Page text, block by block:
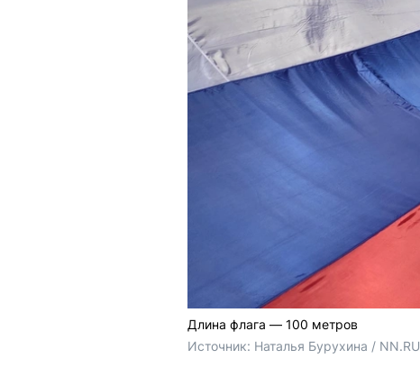
Длина флага — 100 метров
Источник: Наталья Бурухина / NN.RU